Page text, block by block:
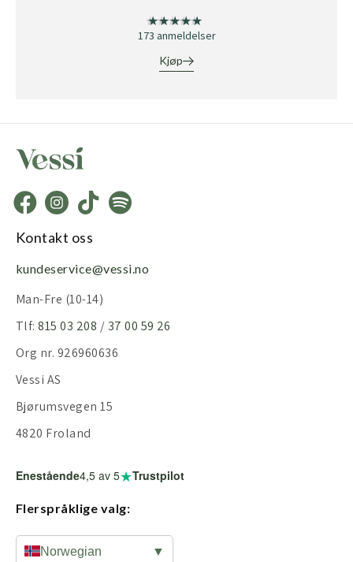
★★★★★
★★★★★
173 anmeldelser
Kjøp
Kontakt oss
kundeservice@vessi.no
Man-Fre (10-14)
Tlf:815 03 208 / 37 00 59 26
Org nr. 926960636
Vessi AS
Bjørumsvegen 15
4820 Froland
Enestående4,5 av 5★Trustpilot
Flerspråklige valg:
Norwegian ▼